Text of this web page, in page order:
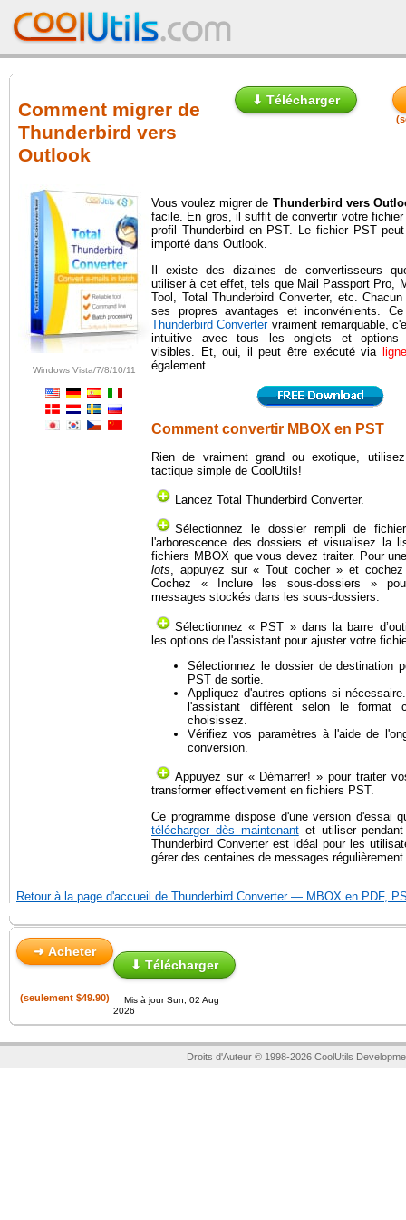
Comment migrer de
Thunderbird vers
Outlook
⬇ Télécharger
Windows Vista/7/8/10/11
Vous voulez migrer de Thunderbird vers
facile. En gros, il suffit de convertir votre
profil Thunderbird en PST. Le fichier PST
importé dans Outlook.
Il existe des dizaines de convertisseurs
utiliser à cet effet, tels que Mail Passport Pro,
Tool, Total Thunderbird Converter, etc.
ses propres avantages et inconvénients.
Thunderbird Convertervraiment remarquable,
intuitive avec tous les onglets et options
visibles. Et, oui, il peut être exécuté via
également.
Comment convertir MBOX en PST
Rien de vraiment grand ou exotique,
tactique simple de CoolUtils!
Lancez Total Thunderbird Converter.
Sélectionnez le dossier rempli de
l'arborescence des dossiers et visualisez la
fichiers MBOX que vous devez traiter. Pour
lots, appuyez sur « Tout cocher » et
Cochez « Inclure les sous-dossiers »
messages stockés dans les sous-dossiers.
Sélectionnez « PST » dans la barre
les options de l'assistant pour ajuster votre
Sélectionnez le dossier de destination
PST de sortie.
Appliquez d'autres options si
l'assistant diffèrent selon le format
choisissez.
Vérifiez vos paramètres à l'aide de
conversion.
Appuyez sur « Démarrer! » pour traiter
transformer effectivement en fichiers PST.
Ce programme dispose d'une version d'essai
télécharger dès maintenantet utiliser
Thunderbird Converter est idéal pour les
gérer des centaines de messages régulièrement.
Retour à la page d'accueil de Thunderbird Converter — MBOX en PDF,
➜ Acheter
⬇ Télécharger
(seulement $49.90)
Mis à jour Sun, 02 Aug
2026
Droits d'Auteur © 1998-2026 CoolUtils